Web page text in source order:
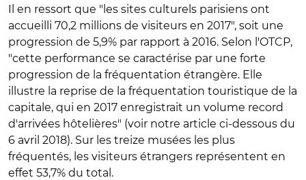
Il en ressort que "les sites culturels parisiens ont
accueilli 70,2 millions de visiteurs en 2017", soit une
progression de 5,9% par rapport à 2016. Selon l'OTCP,
"cette performance se caractérise par une forte
progression de la fréquentation étrangère. Elle
illustre la reprise de la fréquentation touristique de la
capitale, qui en 2017 enregistrait un volume record
d'arrivées hôtelières" (voir notre article ci-dessous du
6 avril 2018). Sur les treize musées les plus
fréquentés, les visiteurs étrangers représentent en
effet 53,7% du total.